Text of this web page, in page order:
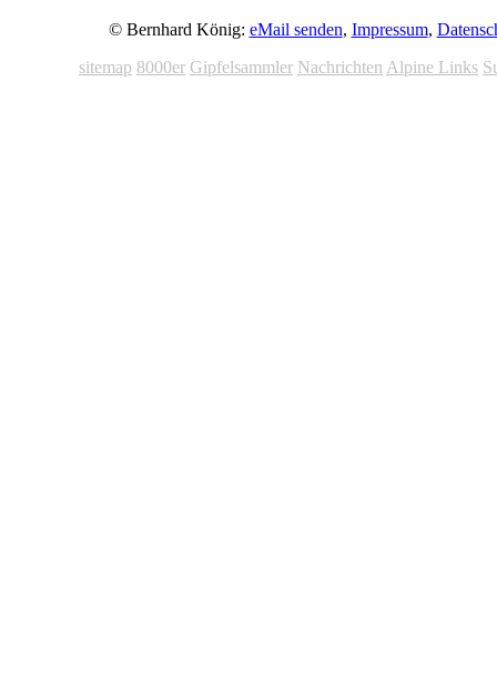
© Bernhard König: eMail senden, Impressum,
sitemap 8000er Gipfelsammler Nachrichten Alpine Links